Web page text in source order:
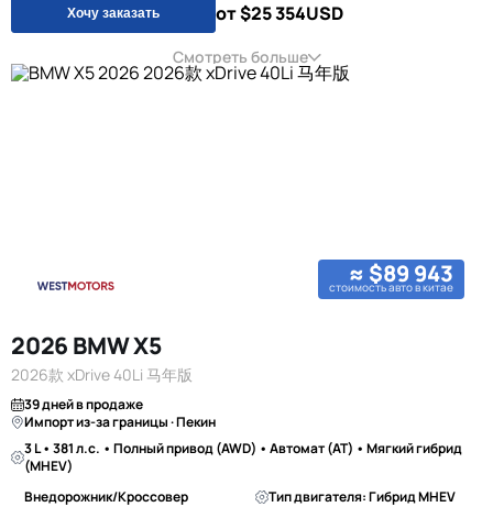
Хочу заказать от $25 354USD
Смотреть больше
≈ $89 943
стоимость авто в китае
2026 BMW X5
2026款 xDrive 40Li 马年版
39 дней в продаже
Импорт из-за границы · Пекин
3 L • 381 л.с. • Полный привод (AWD) • Автомат (AT) • Мягкий гибрид
(MHEV)
Внедорожник/Кроссовер
Тип двигателя: Гибрид MHEV